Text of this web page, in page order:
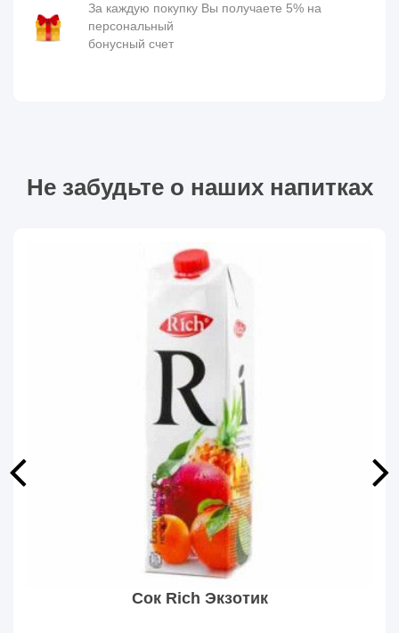
За каждую покупку Вы получаете 5% на
персональный
бонусный счет
Не забудьте о наших напитках
Сок Rich Экзотик